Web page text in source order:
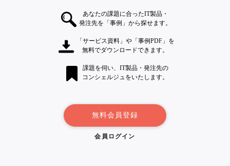
あなたの課題に合ったIT製品・
発注先を「事例」から探せます。
「サービス資料」や「事例PDF」を
無料でダウンロードできます。
課題を伺い、IT製品・発注先の
コンシェルジュをいたします。
無料会員登録
会員ログイン